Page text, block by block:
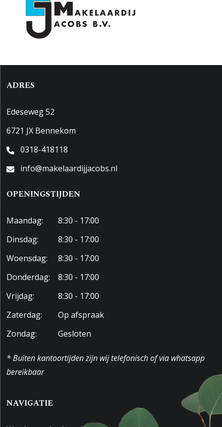
Kadastrale gegevens
Perceelnaam
Buitenruimte
Tuin
Garage
Capaciteit
Parkeergelegenheid
Soort parkeergelegenheid Op eigen terrein
ADRES
Edeseweg 52
6721 JX Bennekom
0318-418118
info@makelaardijjacobs.nl
OPENINGSTIJDEN
Maandag:
8:30 - 17:00
Dinsdag:
8:30 - 17:00
Woensdag:
8:30 - 17:00
Donderdag:
8:30 - 17:00
Vrijdag:
8:30 - 17:00
Zaterdag:
Op afspraak
Zondag:
Gesloten
* Buiten kantoortijden zijn wij telefonisch of via whatsapp
bereikbaar
NAVIGATIE